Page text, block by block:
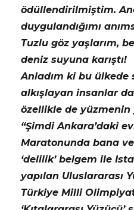
ödüllendirilmiştim.
duygulandığımı
Tuzlu göz yaşlarım,
deniz suyuna karıştı!
Anladım ki bu ülkede
alkışlayan insanlar
özellikle de yüzmenin
“Şimdi Ankara’daki
Maratonunda bana
‘delilik’ belgem ile
yapılan Uluslararası
Türkiye Milli